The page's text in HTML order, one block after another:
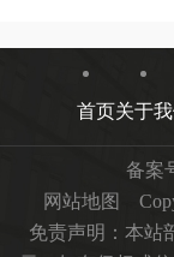
首页关于
备案
网站地图
免责声明：本站